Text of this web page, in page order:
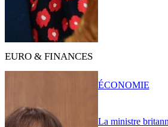
EURO & FINANCES
La ministre
ÉCONOMIE